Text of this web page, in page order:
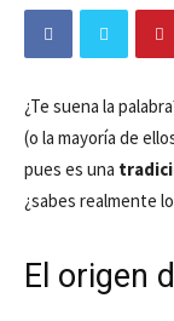
¿Te suena la
(o la mayoría de
pues es una
¿sabes realmente
El origen